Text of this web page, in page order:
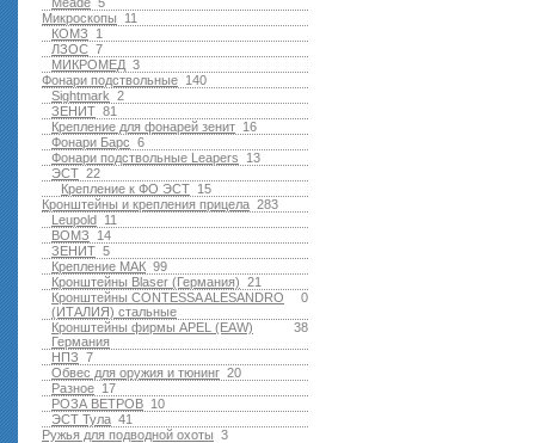
11
Микроскопы
1
КОМЗ
7
ЛЗОС
3
МИКРОМЕД
140
Фонари подствольные
2
Sightmark
81
ЗЕНИТ
16
Крепление для фонарей зенит
6
Фонари Барс
13
Фонари подствольные Leapers
22
ЭСТ
15
Крепление к ФО ЭСТ
283
Кронштейны и крепления прицела
11
Leupold
14
ВОМЗ
5
ЗЕНИТ
99
Крепление МАК
21
Кронштейны Blaser (Германия)
0
Кронштейны CONTESSA ALESANDRO
(ИТАЛИЯ) стальные
38
Кронштейны фирмы APEL (EAW)
Германия
7
НПЗ
20
Обвес для оружия и тюнинг
17
Разное
10
РОЗА ВЕТРОВ
41
ЭСТ Тула
3
Ружья для подводной оxоты